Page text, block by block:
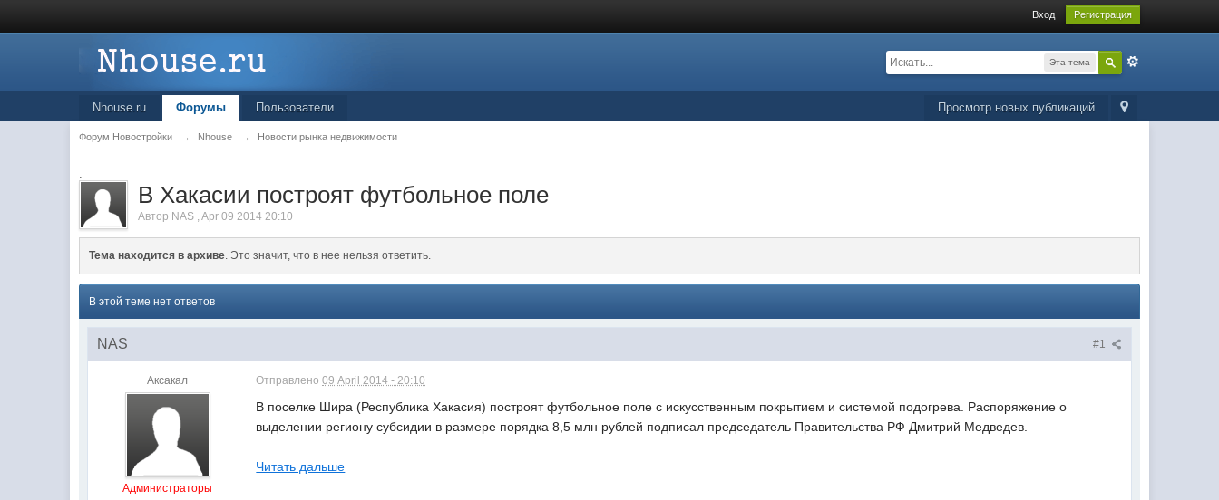
Вход Регистрация
Эта тема
Просмотр новых публикаций
Nhouse.ru Форумы Пользователи
Форум Новостройки → Nhouse → Новости рынка недвижимости
.
В Хакасии построят футбольное поле
Автор NAS ,Apr 09 2014 20:10
Тема находится в архиве. Это значит, что в нее нельзя ответить.
В этой теме нет ответов
#1
NAS
Аксакал
Администраторы
Отправлено09 April 2014 - 20:10
В поселке Шира (Республика Хакасия) построят футбольное поле с искусственным покрытием и системой подогрева. Распоряжение о
выделении региону субсидии в размере порядка 8,5 млн рублей подписал председатель Правительства РФ Дмитрий Медведев.
Читать дальше